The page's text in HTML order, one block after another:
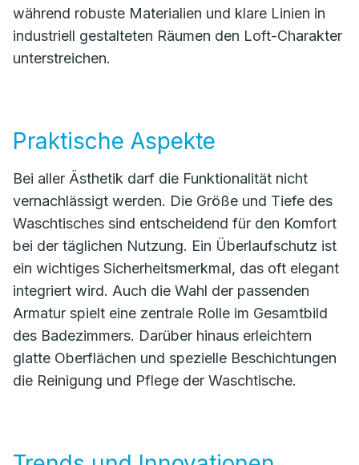
während robuste Materialien und klare Linien in
industriell gestalteten Räumen den Loft-Charakter
unterstreichen.
Praktische Aspekte
Bei aller Ästhetik darf die Funktionalität nicht
vernachlässigt werden. Die Größe und Tiefe des
Waschtisches sind entscheidend für den Komfort
bei der täglichen Nutzung. Ein Überlaufschutz ist
ein wichtiges Sicherheitsmerkmal, das oft elegant
integriert wird. Auch die Wahl der passenden
Armatur spielt eine zentrale Rolle im Gesamtbild
des Badezimmers. Darüber hinaus erleichtern
glatte Oberflächen und spezielle Beschichtungen
die Reinigung und Pflege der Waschtische.